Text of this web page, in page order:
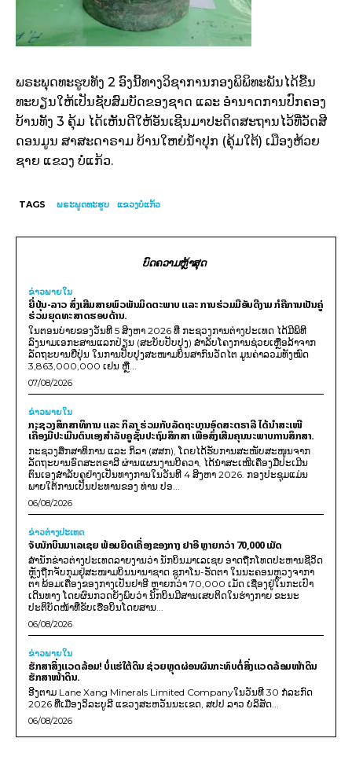
ພຣະພຸດທະຮູບທັງ 2 ອົງນີ້ທາງວິຊາການກອງພິພິທະພັນໄດ້ຂື້ນ
ທະບຽນໃຫ້ເປັນຊັບສົມບັດຂອງຊາດ ແລະ ອໍານາດການປົກຄອງ
ບ້ານທັງ 3 ຄຸ້ມ ໄດ້ເຫັນດີໃຫ້ອັນເຊີນມາປະດິດສະຖານໄວ້ທີ່ວັດສີ
ດອນມູນ ສາສະດາຣາມ ບ້ານໃຫຍ່ນໍ້າປຸກ (ຄຸ້ມໃຕ້) ເມືອງຫ້ວຍ
ຊາຍ ແຂວງ ບໍ່ແກ້ວ.
TAGS ພຣະພູດທະຮູບ ແຂວງບໍ່ແກ້ວ
ບົດຄວາມຫຼ້າສຸດ
ຂ່າວພາຍ​ໃນ
ຍີ່ປຸ່ນ-ລາວ ສົ່ງເສີມສາຍພົວພັນມິດຕະພາບ ແລະ ການຮ່ວມມືອັນດີງາມ ກໍຄືການເປັນຄູ່
ຮ່ວມຍຸດທະສາດຮອບດ້ານ.
ໃນຕອນບ່າຍຂອງວັນທີ 5 ສິງຫາ 2026 ທີ່ ກະຊວງການຕ່າງປະເທດ ໄດ້ມີພິທີ
ລົງນາມເອກະສານແລກປ່ຽນ (ສະບັບປັບປຸງ) ສໍາລັບໂຄງການຊ່ວຍເຫຼືອລ້າຈາກ
ລັດຖະບານຍີ່ປຸ່ນ ໃນການປັບປຸງສະໜາມບິນສາກົນວັດໄຕ ມູນຄ່າລວມທັງໝົດ
3,863,000,000 ເຢນ ຫຼື...
07/08/2026
ຂ່າວພາຍ​ໃນ
ກະຊວງສຶກສາທິການ ແລະ ກິລາ ຮ່ວມກັບລັດຖະບານອົດສະຕຣາລີ ໄດ້ນຳສະເໜີ
ເຄື່ອງມືປະເມີນຕົນເອງສຳລັບຄູຊັ້ນປະຖົມສຶກສາ ເພື່ອສົ່ງເສີມຄຸນນະພາບການສຶກສາ.
ກະຊວງສຶກສາທິການ ແລະ ກິລາ (ສສກ), ໂດຍໄດ້ຮັບການສະໜັບສະໜູນຈາກ
ລັດຖະບານອົດສະຕຣາລີ ຜ່ານແຜນງານບີຄວາ, ໄດ້ນຳສະເໜີເຄື່ອງມືປະເມີນ
ຕົນເອງສຳລັບຄູຢ່າງເປັນທາງການໃນວັນທີ 4 ສິງຫາ 2026. ກອງປະຊຸມແມ່ນ
ພາຍໃຕ້ການເປັນປະທານຂອງ ທ່ານ ປອ...
06/08/2026
ຂ່າວຕ່າງປະເທດ
ຈັບນັກບິນມາເລເຊຍ ພ້ອມຍຶດເຄື່ອງຂອງກາງ ຢາອີ ຫຼາຍກວ່າ 70,000 ເມັດ
ສຳນັກຂ່າວຕ່າງປະເທດລາຍງານວ່າ ນັກບິນມາເລເຊຍ ອາດຖືກໂທດປະຫານຊີວິດ
ຫຼັງຖືກຈັບກຸມຢູ່ສະໜາມບິນນານາຊາດ ຊູກາໂນ-ຮັດຕາ ໃນນະຄອນຫຼວງຈາກາ
ຕາ ພ້ອມເຄື່ອງຂອງກາງເປັນຢາອີ ຫຼາຍກວ່າ 70,000 ເມັດ ເຊື່ອງຢູ່ໃນກະເປົາ
ເດີນທາງ ໂດຍຜົນກວດຍັງພົບວ່າ ນັກບິນມີສານເສບຕິດໃນຮ່າງກາຍ ຂະນະ
ປະຕິບັດໜ້າທີ່ຂັບເຮືອບິນໂດຍສານ...
06/08/2026
ຂ່າວພາຍ​ໃນ
ຮັກສາສິ່ງແວດລ້ອມ! ບໍ່ແຮ່ໃຕ້ດິນ ຊ່ວຍຫຼຸດຜ່ອນຜົນກະທົບຕໍ່ສິ່ງແວດລ້ອມໜ້າດິນ
ຮັກສາໜ້າດິນ.
ອີງຕາມ Lane Xang Minerals Limited Companyໃນວັນທີ 30 ກໍລະກົດ
2026 ທີ່ເມືອງວິລະບູລີ ແຂວງສະຫວັນນະເຂດ, ສປປ ລາວ ບໍລິສັດ...
06/08/2026